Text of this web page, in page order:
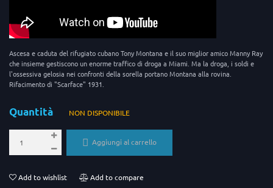
Ascesa e caduta del rifugiato cubano Tony Montana e il suo miglior amico Manny Ray
che insieme gestiscono un enorme traffico di droga a Miami. Ma la droga, i soldi e
l'ossessiva gelosia nei confronti della sorella portano Montana alla rovina.
Rifacimento di "Scarface" 1931.
Quantità NON DISPONIBILE
Aggiungi al carrello
Add to wishlist Add to compare